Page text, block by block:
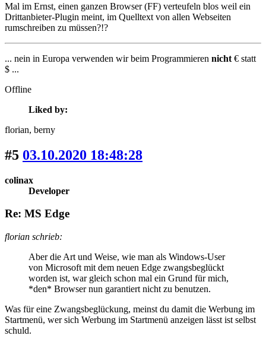
Mal im Ernst, einen ganzen Browser (FF) verteufeln blos weil ein
Drittanbieter-Plugin meint, im Quelltext von allen Webseiten
rumschreiben zu müssen?!?
... nein in Europa verwenden wir beim Programmieren nicht € statt
$ ...
Offline
Liked by:
florian, berny
#5 03.10.2020 18:48:28
colinax
Developer
Re: MS Edge
florian schrieb:
Aber die Art und Weise, wie man als Windows-User
von Microsoft mit dem neuen Edge zwangsbeglückt
worden ist, war gleich schon mal ein Grund für mich,
*den* Browser nun garantiert nicht zu benutzen.
Was für eine Zwangsbeglückung, meinst du damit die Werbung im
Startmenü, wer sich Werbung im Startmenü anzeigen lässt ist selbst
schuld.